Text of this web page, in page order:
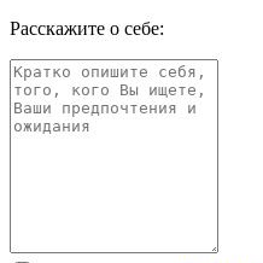
Расскажите о себе: